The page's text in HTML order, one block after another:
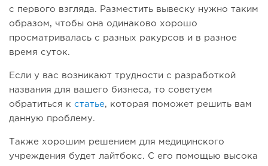
с первого взгляда. Разместить вывеску нужно таким
образом, чтобы она одинаково хорошо
просматривалась с разных ракурсов и в разное
время суток.
Если у вас возникают трудности с разработкой
названия для вашего бизнеса, то советуем
обратиться к статье, которая поможет решить вам
данную проблему.
Также хорошим решением для медицинского
учреждения будет лайтбокс. С его помощью высока